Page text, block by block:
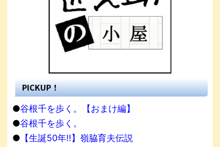
PICKUP！
●谷根千を歩く。【おまけ編】
●谷根千を歩く。
● 【生誕50年!!】嶺脇育夫伝説